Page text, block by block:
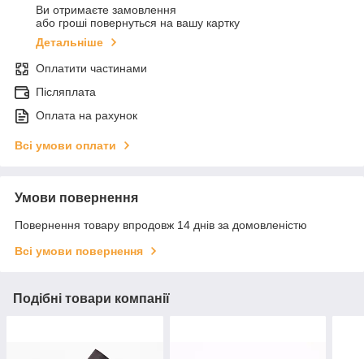
Ви отримаєте замовлення
або гроші повернуться на вашу картку
Детальніше
Оплатити частинами
Післяплата
Оплата на рахунок
Всі умови оплати
Умови повернення
Повернення товару впродовж 14 днів за домовленістю
Всі умови повернення
Подібні товари компанії